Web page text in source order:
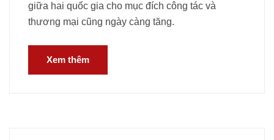
giữa hai quốc gia cho mục đích công tác và
thương mại cũng ngày càng tăng.
Xem thêm